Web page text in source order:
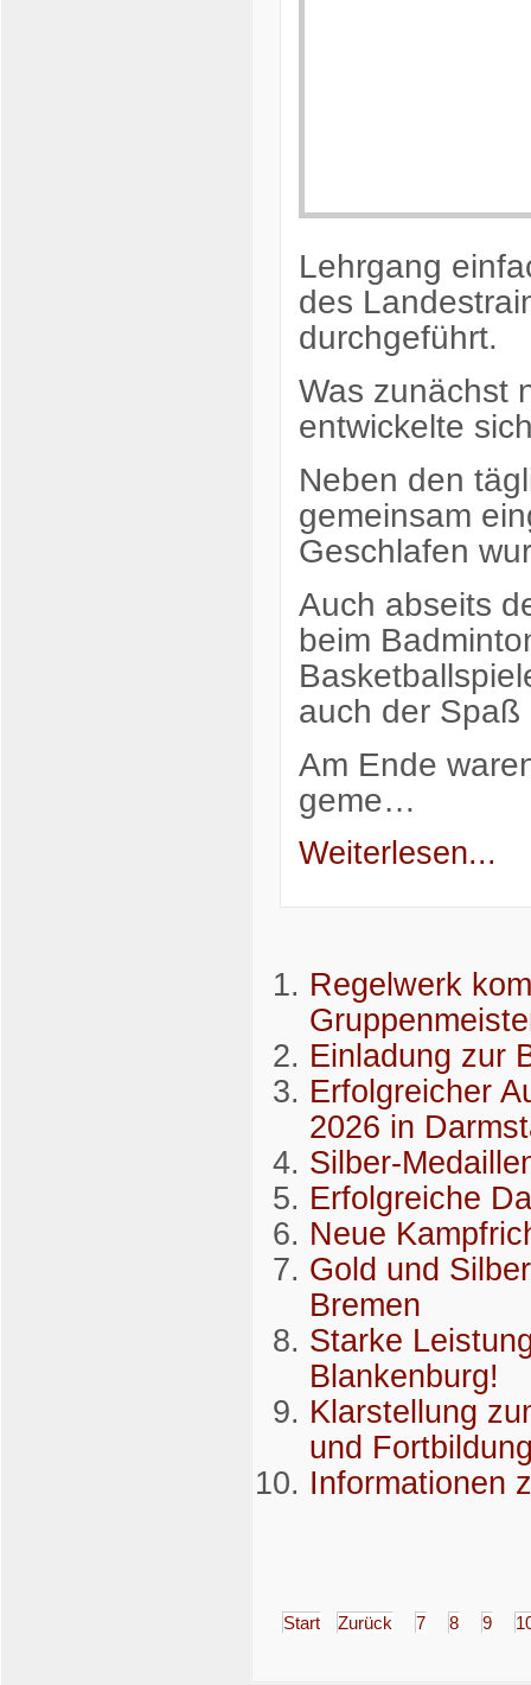
Lehrgang
des
durchgeführt.
Was zunächst
entwickelte
Neben den
gemeinsam
Geschlafen
Auch abseits
beim
auch der Spaß
Am Ende
geme…
Weiterlesen...
Regelwerk
Einladung zur
Erfolgreicher
2026 in
Silber-
Erfolgreiche
Neue
Gold und
Bremen
Starke
Blankenburg!
Klarstellung
und
Informationen
Start Zurück 7 8 9